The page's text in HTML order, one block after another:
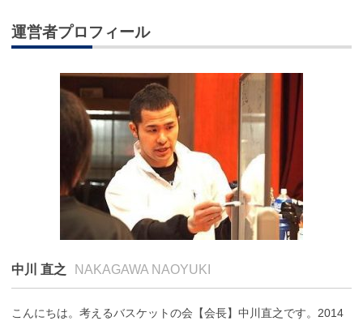
運営者プロフィール
中川 直之 NAKAGAWA NAOYUKI
こんにちは。考えるバスケットの会【会長】中川直之です。2014